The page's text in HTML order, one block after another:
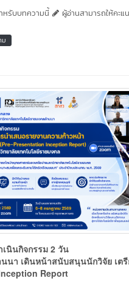
หรับบทความนี้
ผู้อ่านสามารถให้คะ
ม
นินกิจกรรม 2 วัน
นา เดินหน้าสนับสนุนนักวิจัย เต
Report